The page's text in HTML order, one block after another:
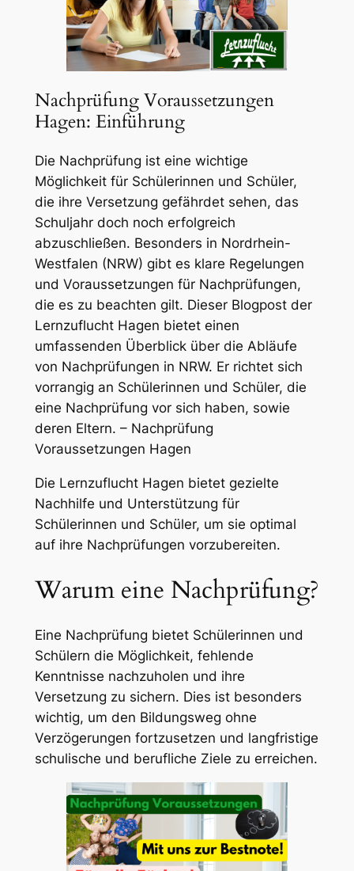
Nachprüfung Voraussetzungen
Hagen: Einführung
Die Nachprüfung ist eine wichtige
Möglichkeit für Schülerinnen und Schüler,
die ihre Versetzung gefährdet sehen, das
Schuljahr doch noch erfolgreich
abzuschließen. Besonders in Nordrhein-
Westfalen (NRW) gibt es klare Regelungen
und Voraussetzungen für Nachprüfungen,
die es zu beachten gilt. Dieser Blogpost der
Lernzuflucht Hagen bietet einen
umfassenden Überblick über die Abläufe
von Nachprüfungen in NRW. Er richtet sich
vorrangig an Schülerinnen und Schüler, die
eine Nachprüfung vor sich haben, sowie
deren Eltern. – Nachprüfung
Voraussetzungen Hagen
Die Lernzuflucht Hagen bietet gezielte
Nachhilfe und Unterstützung für
Schülerinnen und Schüler, um sie optimal
auf ihre Nachprüfungen vorzubereiten.
Warum eine Nachprüfung?
Eine Nachprüfung bietet Schülerinnen und
Schülern die Möglichkeit, fehlende
Kenntnisse nachzuholen und ihre
Versetzung zu sichern. Dies ist besonders
wichtig, um den Bildungsweg ohne
Verzögerungen fortzusetzen und langfristige
schulische und berufliche Ziele zu erreichen.